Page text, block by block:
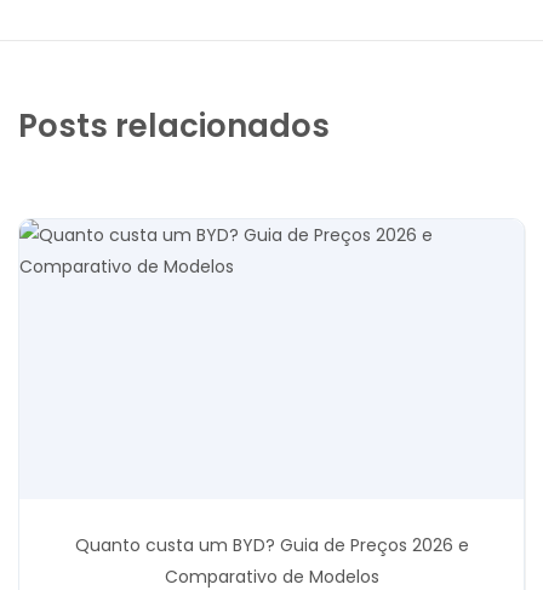
Posts relacionados
Quanto custa um BYD? Guia de Preços 2026 e
Comparativo de Modelos